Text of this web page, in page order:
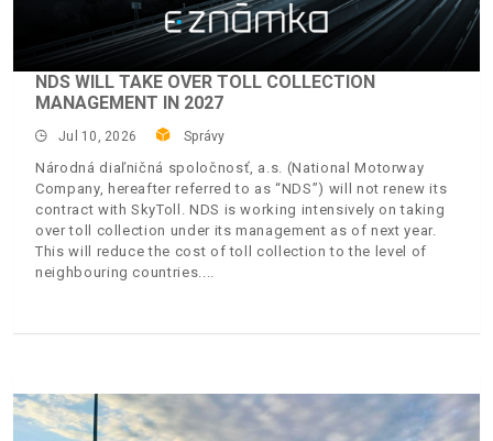
NDS WILL TAKE OVER TOLL COLLECTION
MANAGEMENT IN 2027
Jul 10, 2026 Správy
Národná diaľničná spoločnosť, a.s. (National Motorway
Company, hereafter referred to as “NDS”) will not renew its
contract with SkyToll. NDS is working intensively on taking
over toll collection under its management as of next year.
This will reduce the cost of toll collection to the level of
neighbouring countries.